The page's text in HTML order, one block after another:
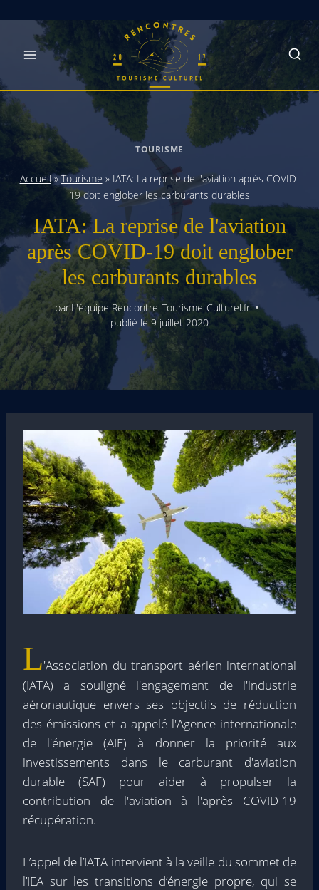
TOURISME
Accueil»Tourisme » IATA: La reprise de l'aviation après COVID-
19 doit englober les carburants durables
IATA: La reprise de l'aviation
après COVID-19 doit englober
les carburants durables
par L'équipe Rencontre-Tourisme-Culturel.fr
publié le 9 juillet 2020
L'Association du transport aérien international
(IATA) a souligné l'engagement de l'industrie
aéronautique envers ses objectifs de réduction
des émissions et a appelé l'Agence internationale
de l'énergie (AIE) à donner la priorité aux
investissements dans le carburant d'aviation
durable (SAF) pour aider à propulser la
contribution de l'aviation à l'après COVID-19
récupération.
L’appel de l’IATA intervient à la veille du sommet de
l’IEA sur les transitions d’énergie propre, qui se